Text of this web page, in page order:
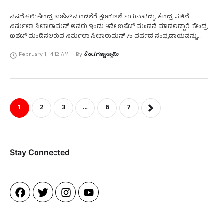
ನವದೆಹಲಿ: ಕೇಂದ್ರ ಬಜೆಟ್‌ ಮಂಡನೆಗೆ ಕ್ಷಣಗಣನೆ ಶುರುವಾಗಿದ್ದು, ಕೇಂದ್ರ ಸಚಿವೆ
ನಿರ್ಮಲಾ ಸೀತಾರಾಮನ್‌ ಅವರು ಇಂದು 9ನೇ ಬಜೆಟ್‌ ಮಂಡನೆ ಮಾಡಲಿದ್ದಾರೆ. ಕೇಂದ್ರ
ಬಜೆಟ್‌ ಮಂಡಿಸಲಿರುವ ನಿರ್ಮಲಾ ಸೀತಾರಾಮನ್‌ 75 ವರ್ಷದ ಸಂಪ್ರದಾಯವನ್ನು
February 1, 4:12 AM By ಕೆಂಡಗಣ್ಣಸ್ವಾಮಿ
1 2 3 … 6 7
Stay Connected​